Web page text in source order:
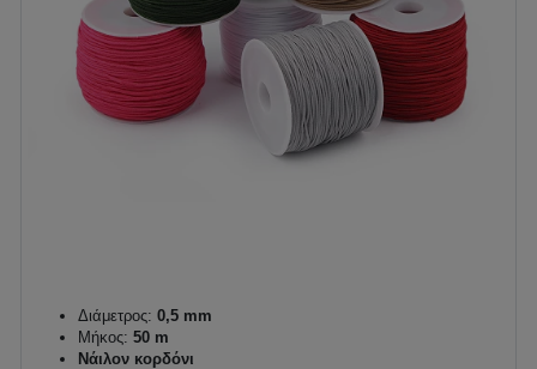
Διάμετρος: 0,5 mm
Μήκος: 50 m
Νάιλον κορδόνι